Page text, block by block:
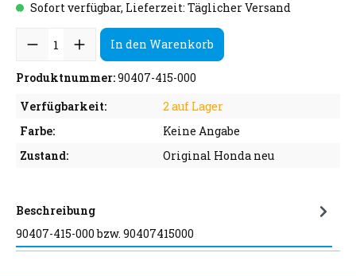
Sofort verfügbar, Lieferzeit: Täglicher Versand
In den Warenkorb
Produktnummer:90407-415-000
Verfügbarkeit:
2 auf Lager
Farbe:
Keine Angabe
Zustand:
Original Honda neu
Beschreibung
90407-415-000 bzw. 90407415000